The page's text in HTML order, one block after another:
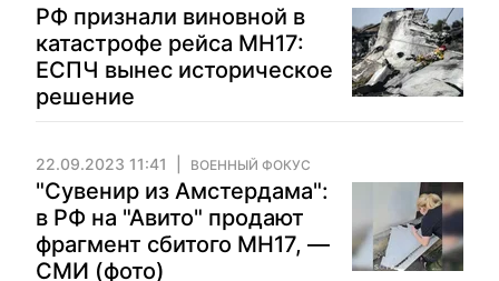
РФ признали виновной в
катастрофе рейса MH17:
ЕСПЧ вынес историческое
решение
22.09.2023 11:41 ВОЕННЫЙ ФОКУС
"Сувенир из Амстердама":
в РФ на "Авито" продают
фрагмент сбитого MH17, —
СМИ (фото)